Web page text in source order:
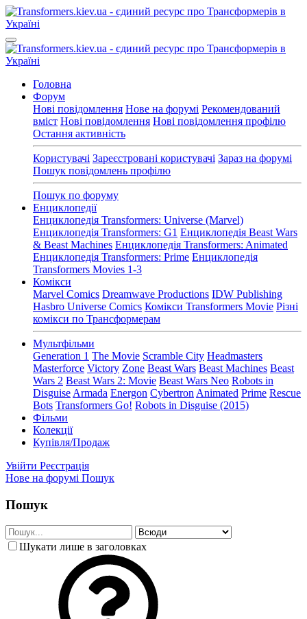
Головна
Форум
Нові повідомлення Нове на форумі Рекомендований
вміст Нові повідомлення Нові повідомлення профілю
Остання активність
Користувачі Зареєстровані користувачі Зараз на форумі
Пошук повідомлень профілю
Пошук по форуму
Енциклопедії
Енциклопедія Transformers: Universe (Marvel)
Енциклопедія Transformers: G1 Енциклопедія Beast Wars
& Beast Machines Енциклопедія Transformers: Animated
Енциклопедія Transformers: Prime Енциклопедія
Transformers Movies 1-3
Комікси
Marvel Comics Dreamwave Productions IDW Publishing
Hasbro Universe Comics Комікси Transformers Movie Різні
комікси по Трансформерам
Мультфільми
Generation 1 The Movie Scramble City Headmasters
Masterforce Victory Zone Beast Wars Beast Machines Beast
Wars 2 Beast Wars 2: Movie Beast Wars Neo Robots in
Disguise Armada Energon Cybertron Animated Prime Rescue
Bots Transformers Go! Robots in Disguise (2015)
Фільми
Колекції
Купівля/Продаж
Увійти Реєстрація
Нове на форумі Пошук
Пошук
Шукати лише в заголовках